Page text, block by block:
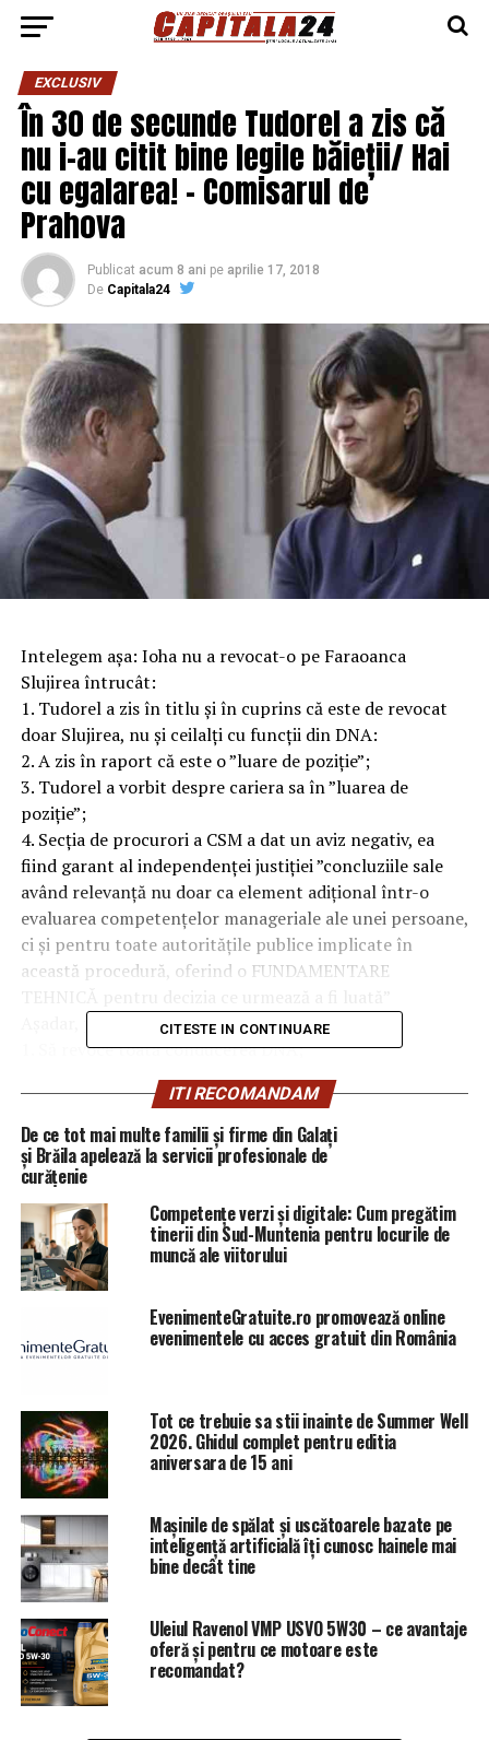
EXCLUSIV
În 30 de secunde Tudorel a zis că
nu i-au citit bine legile băieții/ Hai
cu egalarea! – Comisarul de
Prahova
Publicat acum 8 ani pe aprilie 17, 2018
De Capitala24
Intelegem așa: Ioha nu a revocat-o pe Faraoanca
Slujirea întrucât:
1. Tudorel a zis în titlu și în cuprins că este de revocat
doar Slujirea, nu și ceilalți cu funcții din DNA:
2. A zis în raport că este o ”luare de poziție”;
3. Tudorel a vorbit despre cariera sa în ”luarea de
poziție”;
4. Secția de procurori a CSM a dat un aviz negativ, ea
fiind garant al independenței justiției ”concluziile sale
având relevanță nu doar ca element adițional într-o
evaluarea competențelor manageriale ale unei persoane,
ci și pentru toate autoritățile publice implicate în
această procedură, oferind o FUNDAMENTARE
Așadar, pentru a o revoca trebuia așa:
1. Să revoce toată conducerea DNA;
2. Să o numească ”propunere”
3. Să nu spună ce funcții a avut
4. FUNDAMENTAREA TEHNICĂ a deciziei a fost luată în
3 minute, cât a durat votul la Secția Minune, iar pentru
faptul că Băsescu a numit-o FĂRĂ AVIZ CSM pe aceeași
Slujire trebuie invalidată numirea… și așa se anulează și
faimosul Protocol.
Păi#băbăieți
, atât puteți? Deci se poate să existe unii mai
slabi chiar decât Coldea?
PS – În 30 de secunde Tudorel a zis că nu i-au citit bine
legile băieții. Hai cu egalarea!, scrie pe pagina sa de
socializare Ingrid Mocanu. (Simona F.).
ARTICOLE PE ACEIASI TEMA: PRIMA
URMATORUL
OPINIE/ Accederea SRI in anul 2010 in selectul Club de
la Berna a fost o realizare deosebita – Comisarul de
Prahova
NU RATATI
Fratele chestorului Bogdan Despescu s-a spinzurat –
Comisarul de Prahova
CITESTE IN CONTINUARE
ITI RECOMANDAM
De ce tot mai multe familii și firme din Galați
și Brăila apelează la servicii profesionale de
curățenie
Competențe verzi și digitale: Cum pregătim
tinerii din Sud-Muntenia pentru locurile de
muncă ale viitorului
EvenimenteGratuite.ro promovează online
evenimentele cu acces gratuit din România
Tot ce trebuie sa stii inainte de Summer Well
2026. Ghidul complet pentru editia
aniversara de 15 ani
Mașinile de spălat și uscătoarele bazate pe
inteligență artificială îți cunosc hainele mai
bine decât tine
Uleiul Ravenol VMP USVO 5W30 – ce avantaje
oferă și pentru ce motoare este
recomandat?